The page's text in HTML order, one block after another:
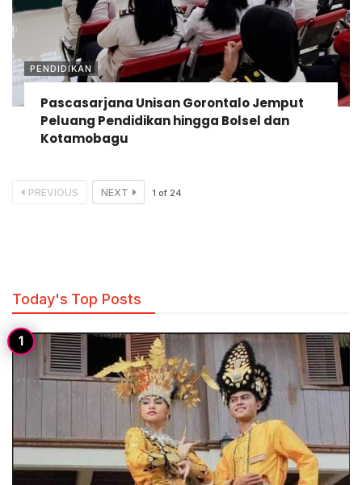
PENDIDIKAN
Pascasarjana Unisan Gorontalo Jemput
Peluang Pendidikan hingga Bolsel dan
Kotamobagu
PREVIOUS NEXT 1 of 24
Today's Top Posts